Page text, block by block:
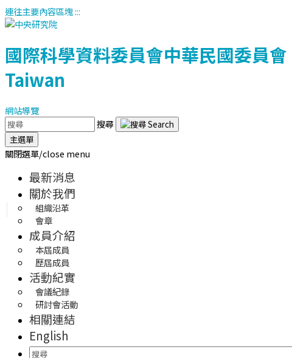
連往主要內容區塊:::
國際科學資料委員會中華民國委員會
Taiwan
網站導覽
搜尋
主選單
關閉選單/close menu
最新消息
關於我們
組織沿革
會章
成員介紹
本屆成員
歷屆成員
活動紀實
會議紀錄
研討會活動
相關連結
English